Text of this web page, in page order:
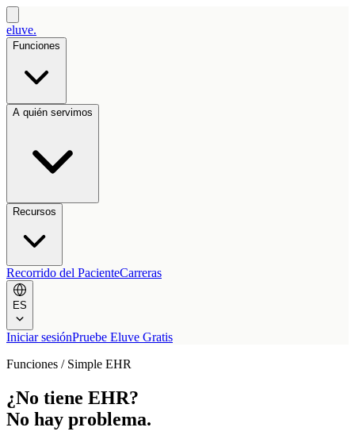
eluve.
Funciones
A quién servimos
Recursos
Recorrido del PacienteCarreras
ES
Iniciar sesiónPruebe Eluve Gratis
Funciones / Simple EHR
¿No tiene EHR?
No hay problema.